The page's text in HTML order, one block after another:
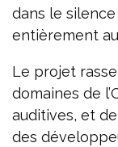
dans le
entièrement
Le projet
domaines de
auditives, et
des